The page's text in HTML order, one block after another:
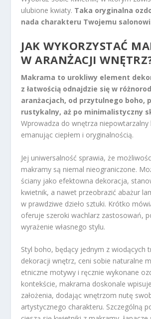
ulubione kwiaty. Taka oryginalna
nada charakteru Twojemu
JAK WYKORZYSTAĆ
W ARANŻACJI
Makrama to urokliwy element
z łatwością odnajdzie się w
aranżacjach, od przytulnego boho,
rustykalny, aż po minimalistyczny
Wprowadza do wnętrza niepowtarzalny
emanując ciepłem i oryginalnością.
Jej uniwersalność sprawia, że
makramy są niemal nieograniczone.
ściany jako efektowna dekoracja,
kwietnik, a nawet przeobrazić abażur
w prawdziwe dzieło sztuki. Krótko
oferuje szeroki wachlarz zastosowań,
wyrażenie własnego stylu.
Styl boho, będący jednym z wiodących
dekoracji wnętrz, ceni sobie naturalne
etniczne motywy i ręcznie wykonane
kontekście, makrama doskonale
założenia, dodając wnętrzom nutę
artystycznego charakteru. Szczególną